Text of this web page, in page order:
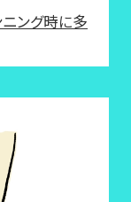
ニング時に多